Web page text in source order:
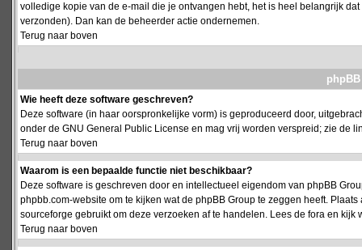
volledige kopie van de e-mail die je ontvangen hebt, het is heel belangrijk
verzonden). Dan kan de beheerder actie ondernemen.
Terug naar boven
Wie heeft deze software geschreven?
Deze software (in haar oorspronkelijke vorm) is geproduceerd door,
onder de GNU General Public License en mag vrij worden verspreid; zie de
Terug naar boven
Waarom is een bepaalde functie niet beschikbaar?
Deze software is geschreven door en intellectueel eigendom van phpBB
phpbb.com-website om te kijken wat de phpBB Group te zeggen heeft.
sourceforge gebruikt om deze verzoeken af te handelen. Lees de fora en
Terug naar boven